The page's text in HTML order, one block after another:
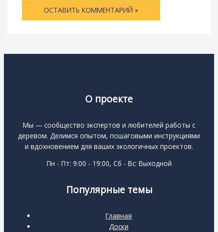
О проекте
Мы — сообщество экспертов и любителей работы с
деревом. Делимся опытом, пошаговыми инструкциями
и вдохновением для ваших экологичных проектов.
Пн - Пт: 9:00 - 19:00, Сб - Вс: Выходной
Популярные темы
Главная
Доски